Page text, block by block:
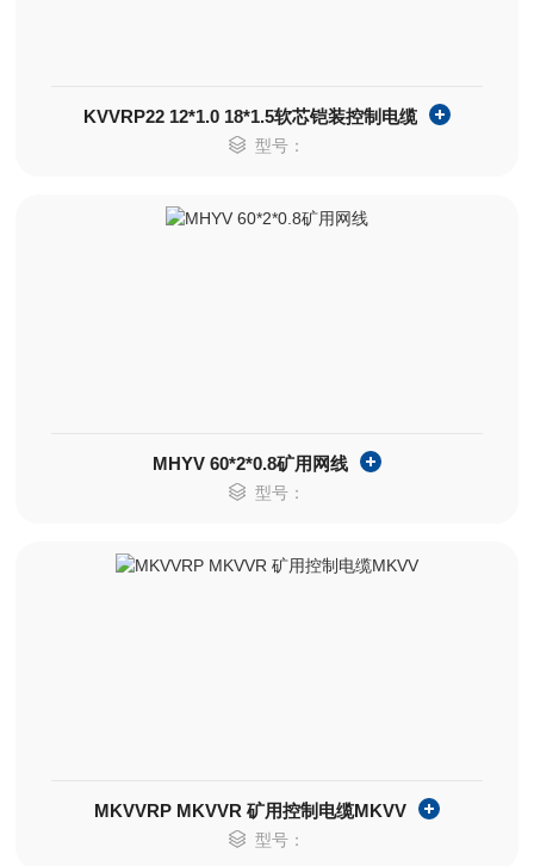
KVVRP22 12*1.0 18*1.5软芯铠装控制电缆
型号：
MHYV 60*2*0.8矿用网线
型号：
MKVVRP MKVVR 矿用控制电缆MKVV
型号：